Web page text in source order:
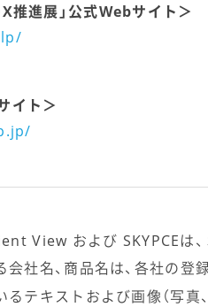
推進展」公式Webサイト＞
イト＞
View および SKYPCEは
社名、商品名は、各社の登
テキストおよび画像（写真